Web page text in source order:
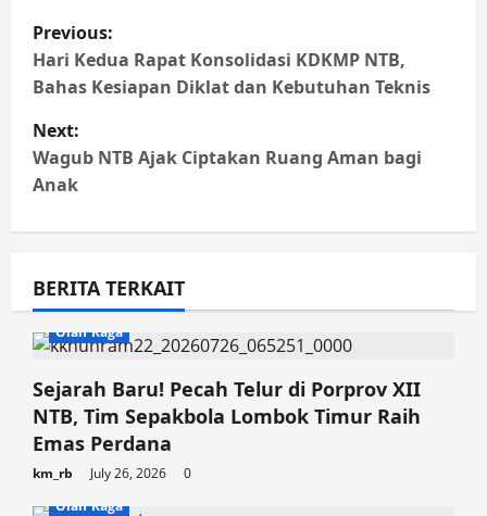
P
o
s
t
n
a
v
g
a
t
i
o
n
Previous:
Hari Kedua Rapat Konsolidasi KDKMP NTB,
Bahas Kesiapan Diklat dan Kebutuhan Teknis
Next:
Wagub NTB Ajak Ciptakan Ruang Aman bagi
Anak
BERITA TERKAIT
Olah Raga
Sejarah Baru! Pecah Telur di Porprov XII
NTB, Tim Sepakbola Lombok Timur Raih
Emas Perdana
km_rb July 26, 2026
0
Olah Raga